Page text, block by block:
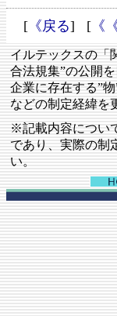
[《戻る] [《
イルテックスの「
合法規集”の公開を
企業に存在する”
などの制定経緯を
※記載内容につい
であり、実際の制
い。